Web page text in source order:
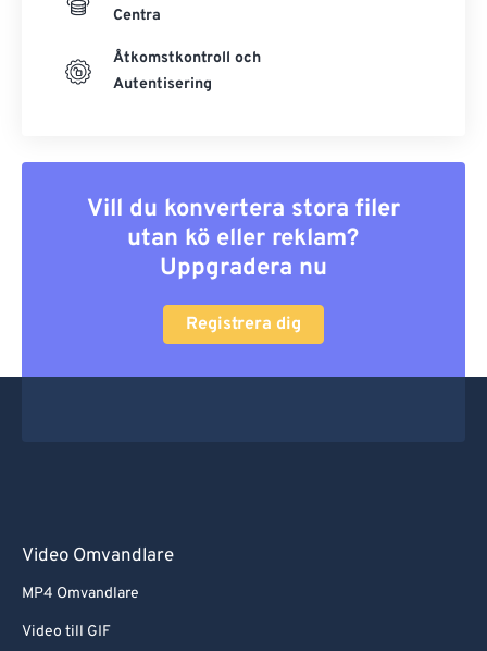
Centra
Åtkomstkontroll och
Autentisering
Vill du konvertera stora filer
utan kö eller reklam?
Uppgradera nu
Registrera dig
Video Omvandlare
MP4 Omvandlare
Video till GIF